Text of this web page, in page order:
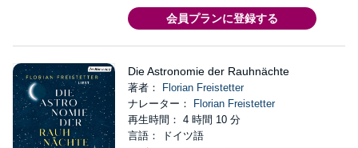
会員プランに登録する
Die Astronomie der Rauhnächte
著者：
Florian Freistetter
ナレーター：
Florian Freistetter
再生時間： 4 時間 10 分
言語： ドイツ語